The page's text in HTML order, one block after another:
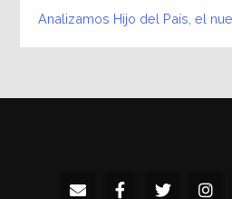
Analizamos Hijo del País, el